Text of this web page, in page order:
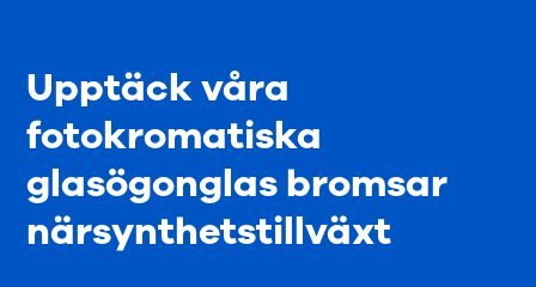
Upptäck våra
fotokromatiska
glasögonglas bromsar
närsynthetstillväxt